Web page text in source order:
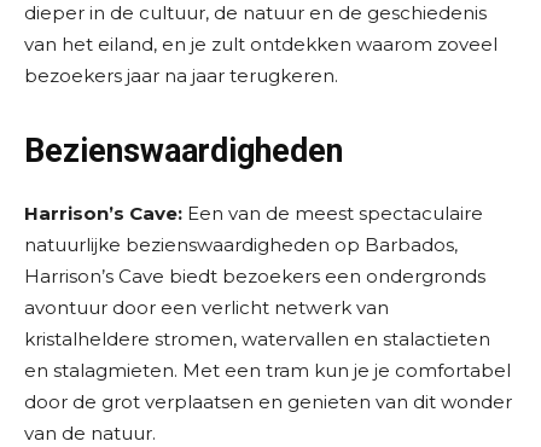
dieper in de cultuur, de natuur en de geschiedenis
van het eiland, en je zult ontdekken waarom zoveel
bezoekers jaar na jaar terugkeren.
Bezienswaardigheden
Harrison’s Cave: Een van de meest spectaculaire
natuurlijke bezienswaardigheden op Barbados,
Harrison’s Cave biedt bezoekers een ondergronds
avontuur door een verlicht netwerk van
kristalheldere stromen, watervallen en stalactieten
en stalagmieten. Met een tram kun je je comfortabel
door de grot verplaatsen en genieten van dit wonder
van de natuur.